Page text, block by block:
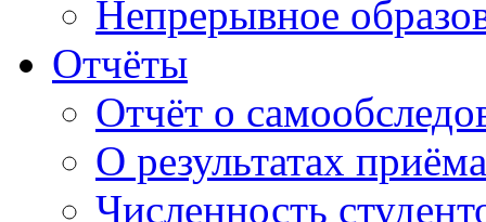
Непрерывное
Отчёты
Отчёт о
О результатах приёма
Численность